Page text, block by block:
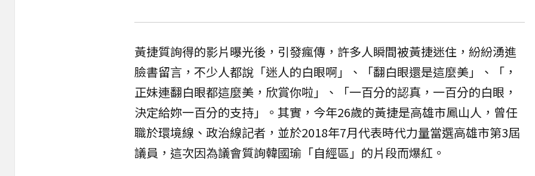
黃捷質詢得的影片曝光後，引發瘋傳，許多人瞬間被黃捷迷住，紛紛湧進
臉書留言，不少人都說「迷人的白眼啊」、「翻白眼還是這麼美」、「，
正妹連翻白眼都這麼美，欣賞你啦」、「一百分的認真，一百分的白眼，
決定給妳一百分的支持」。其實，今年26歲的黃捷是高雄市鳳山人，曾任
職於環境線、政治線記者，並於2018年7月代表時代力量當選高雄市第3屆
議員，這次因為議會質詢韓國瑜「自經區」的片段而爆紅。